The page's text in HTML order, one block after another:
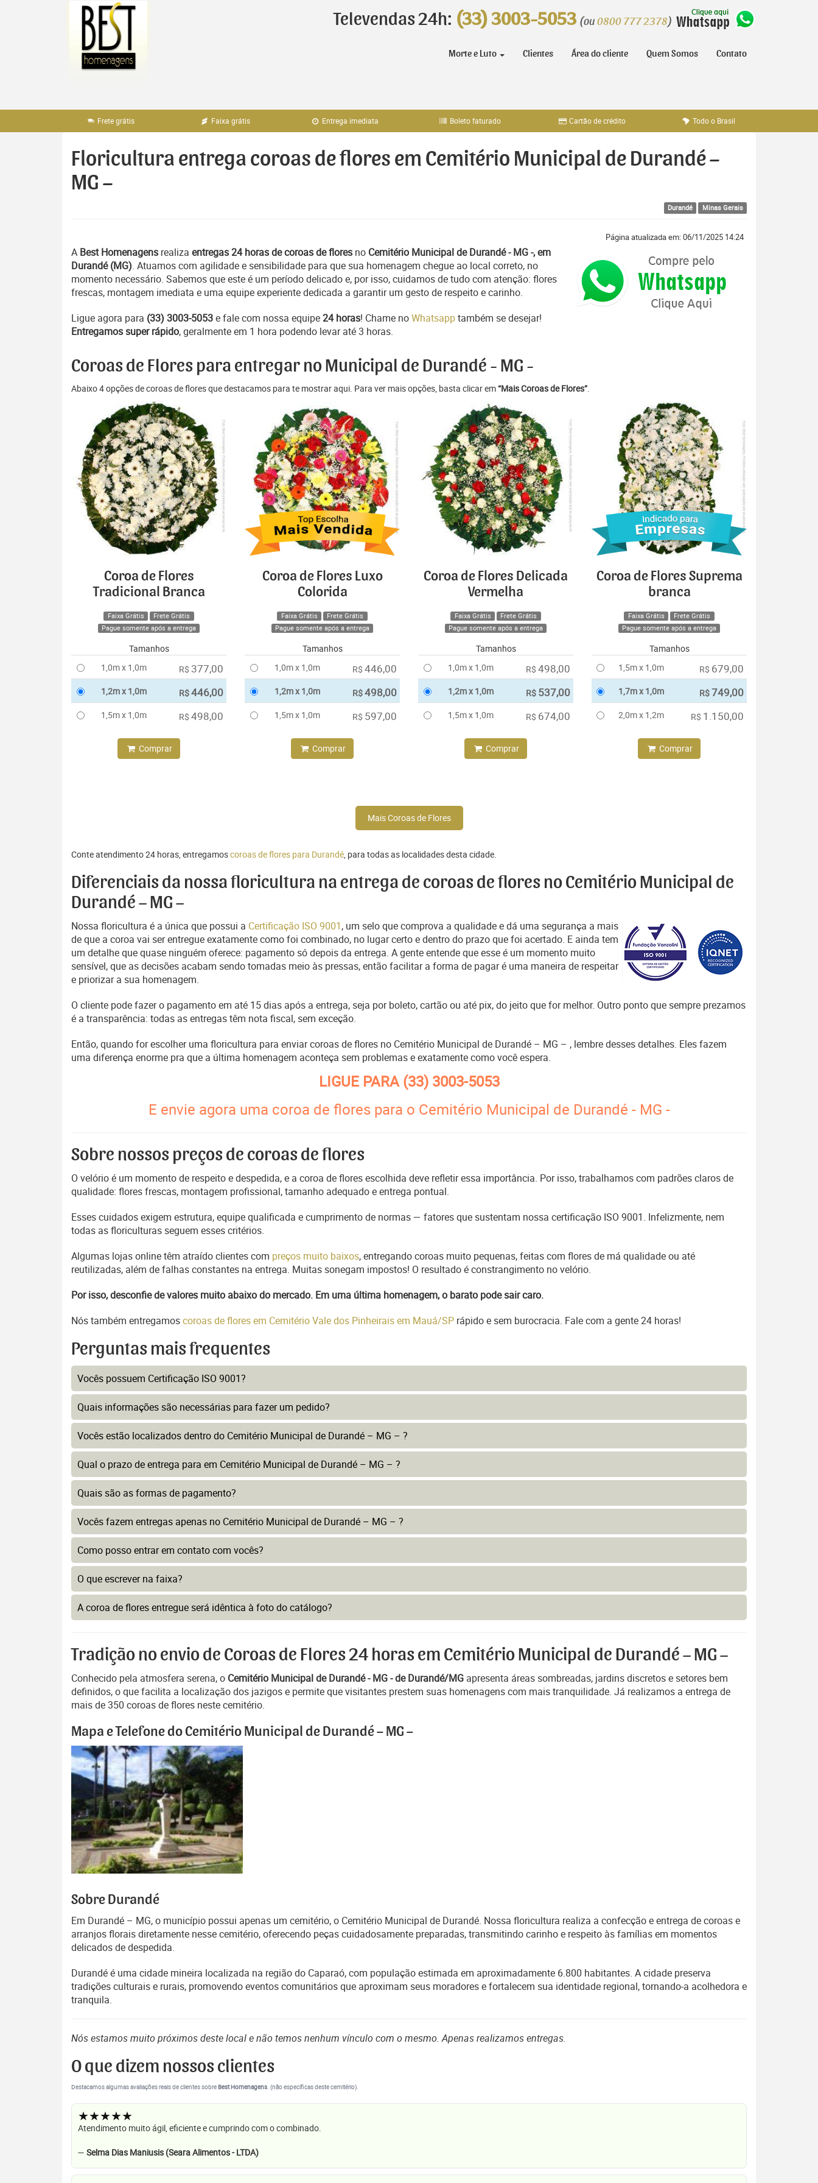
Televendas 24h: (33) 3003-5053 (ou 0800 777 2378)
Morte e Luto Clientes Área do cliente Quem Somos Contato
Frete grátis Faixa grátis Entrega imediata Boleto faturado Cartão de crédito Todo o Brasil
Floricultura entrega coroas de flores em Cemitério Municipal de Durandé –
MG –
Durandé Minas Gerais
Página atualizada em: 06/11/2025 14:24
A Best Homenagens realiza entregas 24 horas de coroas de flores no Cemitério Municipal de Durandé - MG -, em
Durandé (MG). Atuamos com agilidade e sensibilidade para que sua homenagem chegue ao local correto, no
momento necessário. Sabemos que este é um período delicado e, por isso, cuidamos de tudo com atenção: flores
frescas, montagem imediata e uma equipe experiente dedicada a garantir um gesto de respeito e carinho.
Ligue agora para (33) 3003-5053e fale com nossa equipe24 horas! Chame noWhatsapptambém se desejar!
Entregamos super rápido, geralmente em 1 hora podendo levar até 3 horas.
Coroas de Flores para entregar no Municipal de Durandé - MG -
Abaixo 4 opções de coroas de flores que destacamos para te mostrar aqui. Para ver mais opções, basta clicar em“Mais Coroas de Flores”.
Coroa de Flores
Tradicional Branca
Faixa Grátis
Frete Grátis
Pague somente após a entrega
Tamanhos
1,0m x 1,0m
R$ 377,00
1,2m x 1,0m R$446,00
1,5m x 1,0m R$ 498,00
Comprar
Coroa de Flores Luxo
Colorida
Faixa Grátis
Frete Grátis
Pague somente após a entrega
Tamanhos
1,0m x 1,0m
R$ 446,00
1,2m x 1,0m R$498,00
1,5m x 1,0m R$ 597,00
Comprar
Coroa de Flores Delicada
Vermelha
Faixa Grátis
Frete Grátis
Pague somente após a entrega
Tamanhos
1,0m x 1,0m
R$ 498,00
1,2m x 1,0m R$ 537,00
1,5m x 1,0m R$ 674,00
Comprar
Coroa de Flores Suprema
branca
Faixa Grátis
Frete Grátis
Pague somente após a entrega
Tamanhos
1,5m x 1,0m
R$ 679,00
1,7m x 1,0m R$749,00
2,0m x 1,2m R$ 1.150,00
Comprar
Mais Coroas de Flores
Conte atendimento 24 horas, entregamoscoroas de flores para Durandé, para todas as localidades desta cidade.
Diferenciais da nossa floricultura na entrega de coroas de flores no Cemitério Municipal de
Durandé – MG –
Nossa floricultura é a única que possui a Certificação ISO 9001, um selo que comprova a qualidade e dá uma segurança a mais
de que a coroa vai ser entregue exatamente como foi combinado, no lugar certo e dentro do prazo que foi acertado. E ainda tem
um detalhe que quase ninguém oferece: pagamento só depois da entrega. A gente entende que esse é um momento muito
sensível, que as decisões acabam sendo tomadas meio às pressas, então facilitar a forma de pagar é uma maneira de respeitar
e priorizar a sua homenagem.
O cliente pode fazer o pagamento em até 15 dias após a entrega, seja por boleto, cartão ou até pix, do jeito que for melhor. Outro ponto que sempre prezamos
é a transparência: todas as entregas têm nota fiscal, sem exceção.
Então, quando for escolher uma floricultura para enviar coroas de flores no Cemitério Municipal de Durandé – MG – , lembre desses detalhes. Eles fazem
uma diferença enorme pra que a última homenagem aconteça sem problemas e exatamente como você espera.
LIGUE PARA(33) 3003-5053
E envie agora uma coroa de flores para o Cemitério Municipal de Durandé - MG -
Sobre nossos preços de coroas de flores
O velório é um momento de respeito e despedida, e a coroa de flores escolhida deve refletir essa importância. Por isso, trabalhamos com padrões claros de
qualidade: flores frescas, montagem profissional, tamanho adequado e entrega pontual.
Esses cuidados exigem estrutura, equipe qualificada e cumprimento de normas — fatores que sustentam nossa certificação ISO 9001. Infelizmente, nem
todas as floriculturas seguem esses critérios.
Algumas lojas online têm atraído clientes com preços muito baixos, entregando coroas muito pequenas, feitas com flores de má qualidade ou até
reutilizadas, além de falhas constantes na entrega. Muitas sonegam impostos! O resultado é constrangimento no velório.
Por isso, desconfie de valores muito abaixo do mercado. Em uma última homenagem, o barato pode sair caro.
Nós também entregamoscoroas de flores em Cemitério Vale dos Pinheirais em Mauá/SP rápido e sem burocracia. Fale com a gente 24 horas!
Perguntas mais frequentes
Vocês possuem Certificação ISO 9001?
Quais informações são necessárias para fazer um pedido?
Vocês estão localizados dentro do Cemitério Municipal de Durandé – MG – ?
Qual o prazo de entrega para em Cemitério Municipal de Durandé – MG – ?
Quais são as formas de pagamento?
Vocês fazem entregas apenas no Cemitério Municipal de Durandé – MG – ?
Como posso entrar em contato com vocês?
O que escrever na faixa?
A coroa de flores entregue será idêntica à foto do catálogo?
Tradição no envio de Coroas de Flores 24 horas em Cemitério Municipal de Durandé – MG –
Conhecido pela atmosfera serena, o Cemitério Municipal de Durandé - MG - de Durandé/MG apresenta áreas sombreadas, jardins discretos e setores bem
definidos, o que facilita a localização dos jazigos e permite que visitantes prestem suas homenagens com mais tranquilidade. Já realizamos a entrega de
mais de 350 coroas de flores neste cemitério.
Mapa e Telefone do Cemitério Municipal de Durandé – MG –
Sobre Durandé
Em Durandé – MG, o município possui apenas um cemitério, o Cemitério Municipal de Durandé. Nossa floricultura realiza a confecção e entrega de coroas e
arranjos florais diretamente nesse cemitério, oferecendo peças cuidadosamente preparadas, transmitindo carinho e respeito às famílias em momentos
delicados de despedida.
Durandé é uma cidade mineira localizada na região do Caparaó, com população estimada em aproximadamente 6.800 habitantes. A cidade preserva
tradições culturais e rurais, promovendo eventos comunitários que aproximam seus moradores e fortalecem sua identidade regional, tornando-a acolhedora e
tranquila.
Nós estamos muito próximos deste local e não temos nenhum vínculo com o mesmo. Apenas realizamos entregas.
O que dizem nossos clientes
Destacamos algumas avaliações reais de clientes sobreBest Homenagens. (não específicas deste cemitério).
★★★★★
Atendimento muito ágil, eficiente e cumprindo com o combinado.
— Selma Dias Maniusis (Seara Alimentos - LTDA)